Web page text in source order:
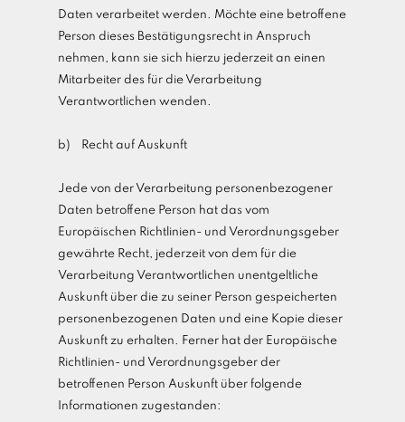
Daten verarbeitet werden. Möchte eine betroffene
Person dieses Bestätigungsrecht in Anspruch
nehmen, kann sie sich hierzu jederzeit an einen
Mitarbeiter des für die Verarbeitung
Verantwortlichen wenden.
b) Recht auf Auskunft
Jede von der Verarbeitung personenbezogener
Daten betroffene Person hat das vom
Europäischen Richtlinien- und Verordnungsgeber
gewährte Recht, jederzeit von dem für die
Verarbeitung Verantwortlichen unentgeltliche
Auskunft über die zu seiner Person gespeicherten
personenbezogenen Daten und eine Kopie dieser
Auskunft zu erhalten. Ferner hat der Europäische
Richtlinien- und Verordnungsgeber der
betroffenen Person Auskunft über folgende
Informationen zugestanden: